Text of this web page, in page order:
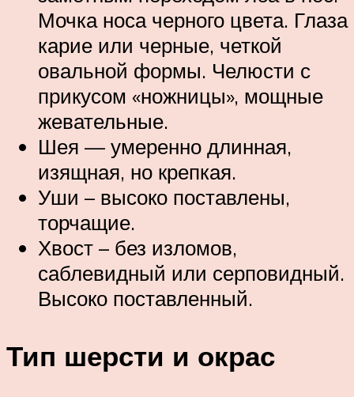
Мочка носа черного цвета. Глаза
карие или черные, четкой
овальной формы. Челюсти с
прикусом «ножницы», мощные
жевательные.
Шея — умеренно длинная,
изящная, но крепкая.
Уши – высоко поставлены,
торчащие.
Хвост – без изломов,
саблевидный или серповидный.
Высоко поставленный.
Тип шерсти и окрас